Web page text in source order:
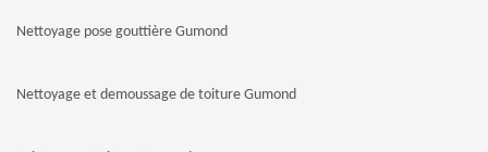
Nettoyage pose gouttière Gumond
Nettoyage et demoussage de toiture Gumond